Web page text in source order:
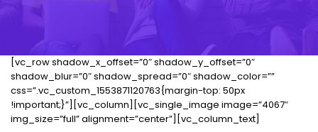
[vc_row shadow_x_offset=”0″ shadow_y_offset=”0″
shadow_blur=”0″ shadow_spread=”0″ shadow_color=””
css=”.vc_custom_1553871120763{margin-top: 50px
!important;}”][vc_column][vc_single_image image=”4067″
img_size=”full” alignment=”center”][vc_column_text]